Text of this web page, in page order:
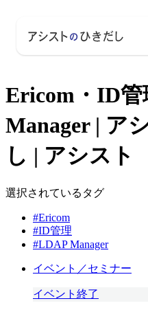
Ericom・ID
Manager | ア
し | アシスト
選択されているタグ
#Ericom
#ID管理
#LDAP Manager
イベント／セミナー
イベント終了